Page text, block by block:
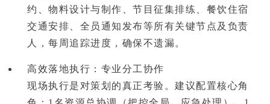
约、物料设计与制作、节目征集排练、餐饮住宿
交通安排、全员通知发布等所有关键节点及负责
人，每周追踪进度，确保不遗漏。
高效落地执行：专业分工协作
现场执行是对策划的真正考验。建议配置核心角